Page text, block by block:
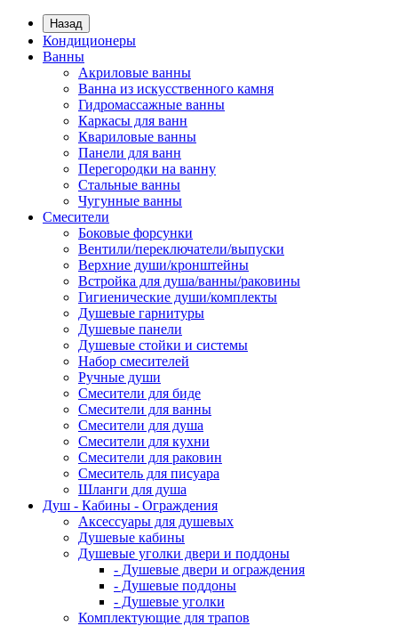
Назад
Кондиционеры
Ванны
Акриловые ванны
Ванна из искусственного камня
Гидромассажные ванны
Каркасы для ванн
Квариловые ванны
Панели для ванн
Перегородки на ванну
Стальные ванны
Чугунные ванны
Смесители
Боковые форсунки
Вентили/переключатели/выпуски
Верхние души/кронштейны
Встройка для душа/ванны/раковины
Гигиенические души/комплекты
Душевые гарнитуры
Душевые панели
Душевые стойки и системы
Набор смесителей
Ручные души
Смесители для биде
Смесители для ванны
Смесители для душа
Смесители для кухни
Смесители для раковин
Смеситель для писуара
Шланги для душа
Душ - Кабины - Ограждения
Аксессуары для душевых
Душевые кабины
Душевые уголки двери и поддоны
- Душевые двери и ограждения
- Душевые поддоны
- Душевые уголки
Комплектующие для трапов